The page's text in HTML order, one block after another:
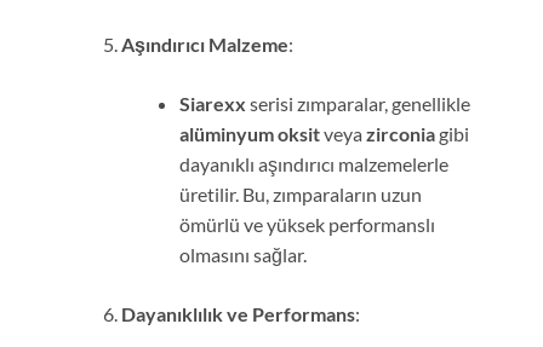
Aşındırıcı Malzeme:
Siarexx serisi zımparalar, genellikle
alüminyum oksitveya zirconiagibi
dayanıklı aşındırıcı malzemelerle
üretilir. Bu, zımparaların uzun
ömürlü ve yüksek performanslı
olmasını sağlar.
Dayanıklılık ve Performans: